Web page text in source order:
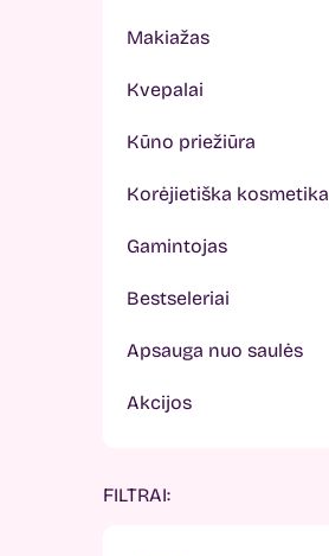
makiažas
kvepalai
kūno priežiūra
korėjietiška kosmetika
gamintojas
bestseleriai
apsauga nuo saulės
akcijos
FILTRAI: